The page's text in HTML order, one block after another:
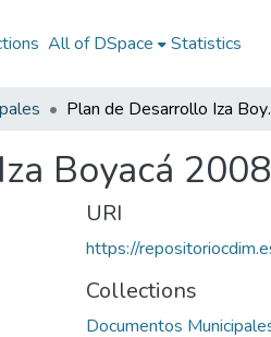
All of DSpace Statistics
Plan de
Boyacá
URI
https://
Collections
Documentos